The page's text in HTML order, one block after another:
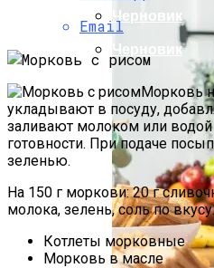
Черновик
Черновик
Email
Морковь
укладывают в посуду,
заливают молоком или
готовности. При подаче
зеленью.
На 150 г моркови: 20 г
молока, зелень, соль по вкусу.
Котлеты морковные
Морковь в масле